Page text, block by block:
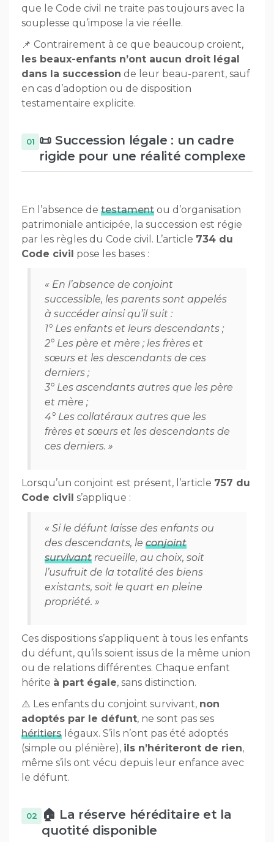
que le Code civil ne traite pas toujours avec la
souplesse qu’impose la vie réelle.
📌 Contrairement à ce que beaucoup croient,
les beaux-enfants n’ont aucun droit légal
dans la succession de leur beau-parent, sauf
en cas d’adoption ou de disposition
testamentaire explicite.
📜 Succession légale : un cadre
rigide pour une réalité complexe
En l’absence de testament ou d’organisation
patrimoniale anticipée, la succession est régie
par les règles du Code civil. L’article 734 du
Code civil pose les bases :
« En l’absence de conjoint
successible, les parents sont appelés
à succéder ainsi qu’il suit :
1° Les enfants et leurs descendants ;
2° Les père et mère ; les frères et
sœurs et les descendants de ces
derniers ;
3° Les ascendants autres que les père
et mère ;
4° Les collatéraux autres que les
frères et sœurs et les descendants de
ces derniers. »
Lorsqu’un conjoint est présent, l’article 757 du
Code civil s’applique :
« Si le défunt laisse des enfants ou
des descendants, le conjoint
survivantrecueille, au choix, soit
l’usufruit de la totalité des biens
existants, soit le quart en pleine
propriété. »
Ces dispositions s’appliquent à tous les enfants
du défunt, qu’ils soient issus de la même union
ou de relations différentes. Chaque enfant
hérite à part égale, sans distinction.
⚠️ Les enfants du conjoint survivant, non
adoptés par le défunt, ne sont pas ses
héritiers légaux. S’ils n’ont pas été adoptés
(simple ou plénière), ils n’hériteront de rien,
même s’ils ont vécu depuis leur enfance avec
le défunt.
🏠 La réserve héréditaire et la
quotité disponible